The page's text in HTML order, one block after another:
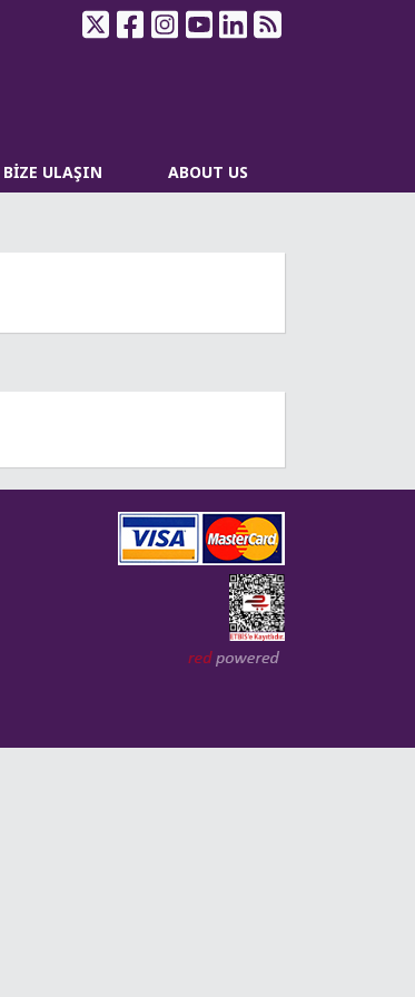
BİZE ULAŞIN ABOUT US
Web tasarım: Red Bilişim